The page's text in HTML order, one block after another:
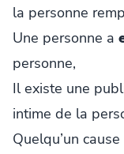
la personne
Une personne a
personne,
Il existe une
intime de la
Quelqu’un